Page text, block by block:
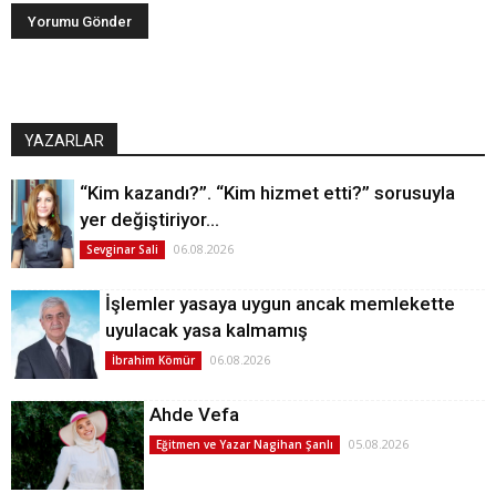
YAZARLAR
“Kim kazandı?”. “Kim hizmet etti?” sorusuyla
yer değiştiriyor…
Sevginar Sali 06.08.2026
İşlemler yasaya uygun ancak memlekette
uyulacak yasa kalmamış
İbrahim Kömür 06.08.2026
Ahde Vefa
Eğitmen ve Yazar Nagihan Şanlı 05.08.2026